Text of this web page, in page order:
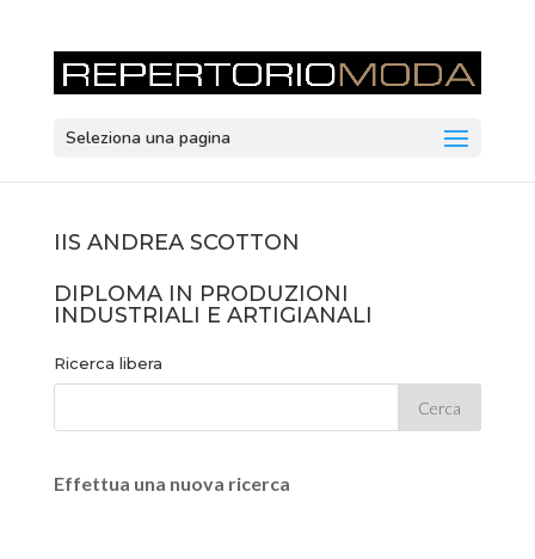
Seleziona una pagina
IIS ANDREA SCOTTON
DIPLOMA IN PRODUZIONI
INDUSTRIALI E ARTIGIANALI
Ricerca libera
Effettua una nuova ricerca